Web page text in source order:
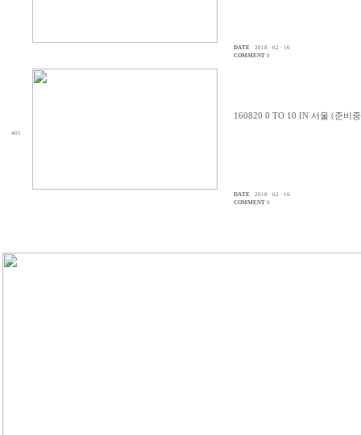
DATE
2018 · 02 · 16
COMMENT 0
401
160820 0 TO 10 IN 서울 (준비
DATE
2018 · 02 · 16
COMMENT 0